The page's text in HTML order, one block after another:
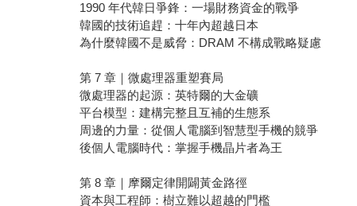
1990 年代韓日爭鋒：一場財務資金的戰爭
韓國的技術追趕：十年內超越日本
為什麼韓國不是威脅：DRAM 不構成戰略疑慮
第 7 章｜微處理器重塑賽局
微處理器的起源：英特爾的大金礦
平台模型：建構完整且互補的生態系
周邊的力量：從個人電腦到智慧型手機的競爭
後個人電腦時代：掌握手機晶片者為王
第 8 章｜摩爾定律開闢黃金路徑
資本與工程師：樹立難以超越的門檻